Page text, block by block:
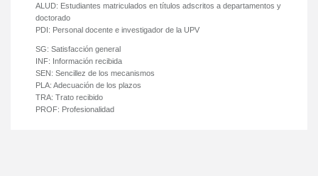
ALUD: Estudiantes matriculados en títulos adscritos a departamentos y
doctorado
PDI: Personal docente e investigador de la UPV
SG: Satisfacción general
INF: Información recibida
SEN: Sencillez de los mecanismos
PLA: Adecuación de los plazos
TRA: Trato recibido
PROF: Profesionalidad